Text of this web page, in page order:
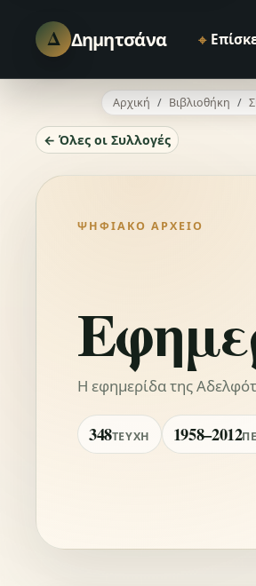
Δ Δημητσάνα ⌖
Αρχική Βιβλιοθήκη
← Όλες οι Συλλογές
ΨΗΦΙΑΚΌ ΑΡΧΕΊΟ
Η εφημερίδα της
348ΤΕΎΧΗ 1958–2012